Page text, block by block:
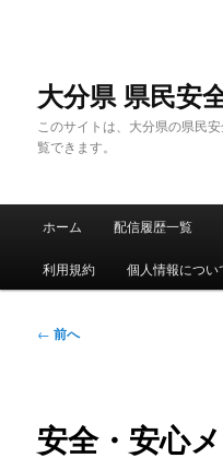
大分県 県民安
このサイトは、大分県の県民
覧できます。
メ
ホーム 配信履歴一覧
利用規約 個人情報につい
投
ゲ
ー
← 前へ
安全・安心